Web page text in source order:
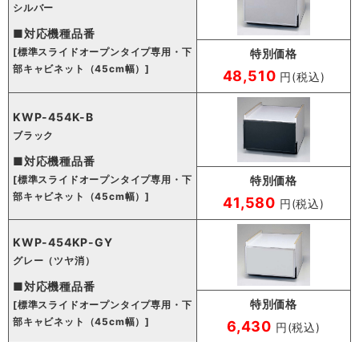
シルバー
■対応機種品番
[標準スライドオープンタイプ専用・下
部キャビネット（45cm幅）]
特別価格
48,510 円(税込)
KWP-454K-B
ブラック
■対応機種品番
[標準スライドオープンタイプ専用・下
部キャビネット（45cm幅）]
特別価格
41,580 円(税込)
KWP-454KP-GY
グレー（ツヤ消）
■対応機種品番
[標準スライドオープンタイプ専用・下
部キャビネット（45cm幅）]
特別価格
6,430 円(税込)